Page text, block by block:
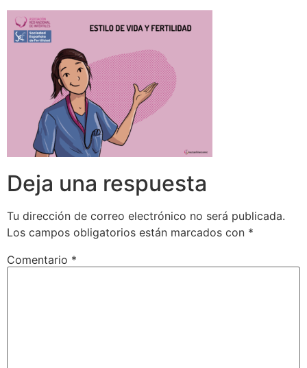
Deja una respuesta
Tu dirección de correo electrónico no será publicada.
Los campos obligatorios están marcados con *
Comentario *